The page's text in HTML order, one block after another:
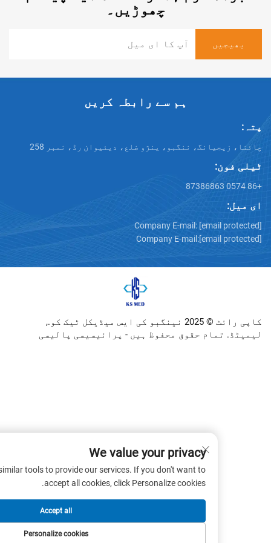
چھوڑیں۔
ہم سے رابطہ کریں
ننگبو، ینژو ضلع، دیئیوان رڈ، نمبر 258
Company E-mail:
Company E-mail:
کاپی رائٹ © 2025 نینگبو کی ایس میڈیکل ٹیک کو.,
حقوق محفوظ ہیں - پرائیسیسی پالیسی
We value your privacy
cookies and similar tools to provide our services. If you don't want to
accept all cookies, click Personalize cookies.
Personalize cookies